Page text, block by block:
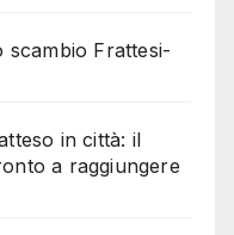
Frattesi-
in città: il
a raggiungere